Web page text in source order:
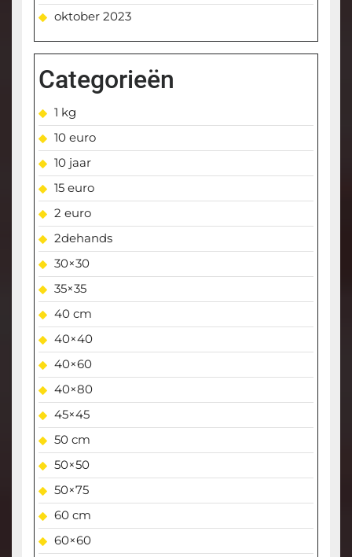
oktober 2023
Categorieën
1 kg
10 euro
10 jaar
15 euro
2 euro
2dehands
30×30
35×35
40 cm
40×40
40×60
40×80
45×45
50 cm
50×50
50×75
60 cm
60×60